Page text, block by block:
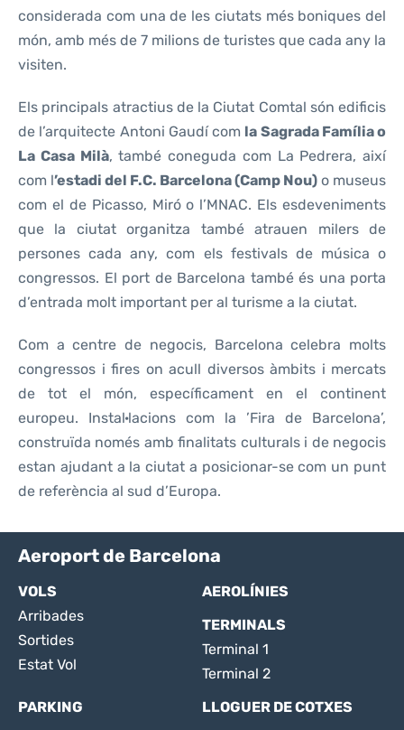
considerada com una de les ciutats més boniques del
món, amb més de 7 milions de turistes que cada any la
visiten.
Els principals atractius de la Ciutat Comtal són edificis
de l’arquitecte Antoni Gaudí com la Sagrada Família o
La Casa Milà, també coneguda com La Pedrera, així
com l’estadi del F.C. Barcelona (Camp Nou) o museus
com el de Picasso, Miró o l’MNAC. Els esdeveniments
que la ciutat organitza també atrauen milers de
persones cada any, com els festivals de música o
congressos. El port de Barcelona també és una porta
d’entrada molt important per al turisme a la ciutat.
Com a centre de negocis, Barcelona celebra molts
congressos i fires on acull diversos àmbits i mercats
de tot el món, específicament en el continent
europeu. Instal·lacions com la ’Fira de Barcelona’,
construïda només amb finalitats culturals i de negocis
estan ajudant a la ciutat a posicionar-se com un punt
de referència al sud d’Europa.
Aeroport de Barcelona
VOLS
Arribades
Sortides
Estat Vol
AEROLÍNIES
TERMINALS
Terminal 1
Terminal 2
PARKING
LLOGUER DE COTXES